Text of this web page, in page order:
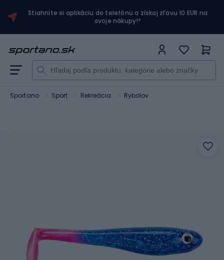
Stiahnite si aplikáciu do telefónu a získaj zľavu 10 EUR na
svoje nákupy!*
Sportano Sport Rekreácia Rybolov